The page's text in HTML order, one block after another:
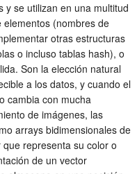
y se utilizan en una multitud
(nombres de
otras estructuras
o incluso tablas hash), o
Son la elección natural
a los datos, y cuando el
cambia con mucha
de imágenes, las
arrays bidimensionales de
representa su color o
de un vector